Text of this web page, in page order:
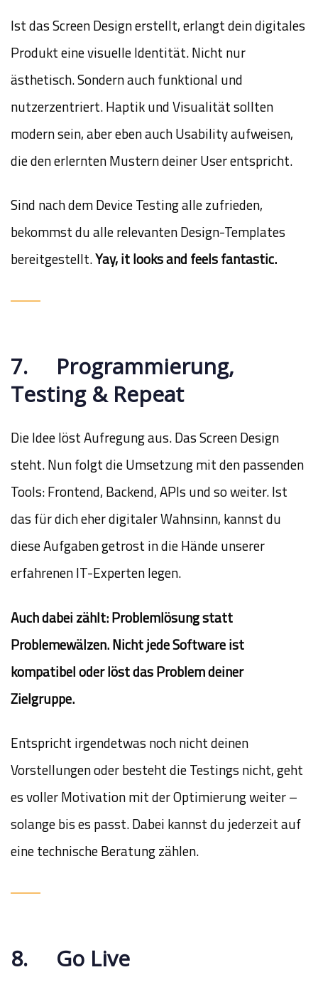
Ist das Screen Design erstellt, erlangt dein digitales
Produkt eine visuelle Identität. Nicht nur
ästhetisch. Sondern auch funktional und
nutzerzentriert. Haptik und Visualität sollten
modern sein, aber eben auch Usability aufweisen,
die den erlernten Mustern deiner User entspricht.
Sind nach dem Device Testing alle zufrieden,
bekommst du alle relevanten Design-Templates
bereitgestellt.Yay, it looks and feels fantastic.
7. Programmierung,
Testing & Repeat
Die Idee löst Aufregung aus. Das Screen Design
steht. Nun folgt die Umsetzung mit den passenden
Tools: Frontend, Backend, APIs und so weiter. Ist
das für dich eher digitaler Wahnsinn, kannst du
diese Aufgaben getrost in die Hände unserer
erfahrenen IT-Experten legen.
Auch dabei zählt: Problemlösung statt
Problemewälzen. Nicht jede Software ist
kompatibel oder löst das Problem deiner
Zielgruppe.
Entspricht irgendetwas noch nicht deinen
Vorstellungen oder besteht die Testings nicht, geht
es voller Motivation mit der Optimierung weiter –
solange bis es passt. Dabei kannst du jederzeit auf
eine technische Beratung zählen.
8. Go Live